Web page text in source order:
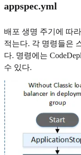
appspec.yml
배포 생명 주기에 따
적는다. 각 명령들은
다. 명령에는
수 있다.